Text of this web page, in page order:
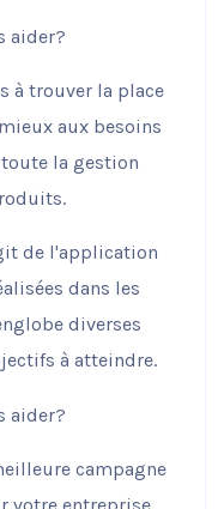
aider?
à trouver la place
aux besoins
la gestion
de l'application
dans les
diverses
à atteindre.
aider?
campagne